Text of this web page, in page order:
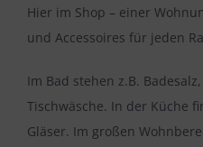
Hier im Shop – einer
und Accessoires für jeden
Im Bad stehen z.B.
Tischwäsche. In der Küche
Gläser. Im großen